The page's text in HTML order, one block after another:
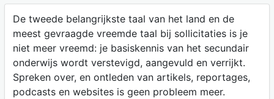
De tweede belangrijkste taal van het land en de
meest gevraagde vreemde taal bij sollicitaties is je
niet meer vreemd: je basiskennis van het secundair
onderwijs wordt verstevigd, aangevuld en verrijkt.
Spreken over, en ontleden van artikels, reportages,
podcasts en websites is geen probleem meer.